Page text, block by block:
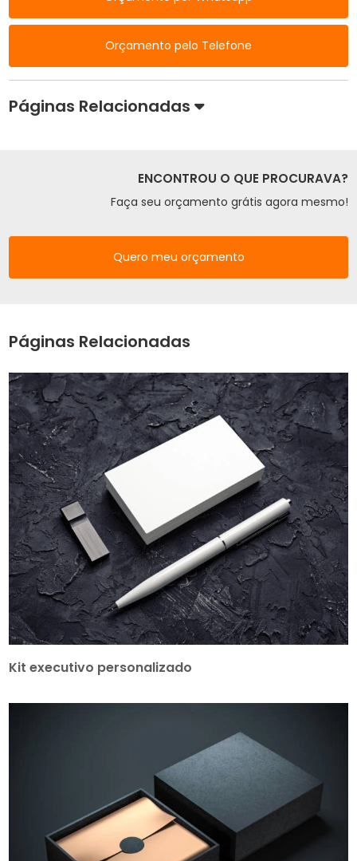
Orçamento pelo Telefone
Páginas Relacionadas
ENCONTROU O QUE PROCURAVA?
Faça seu orçamento grátis agora mesmo!
Quero meu orçamento
Páginas Relacionadas
Kit executivo personalizado